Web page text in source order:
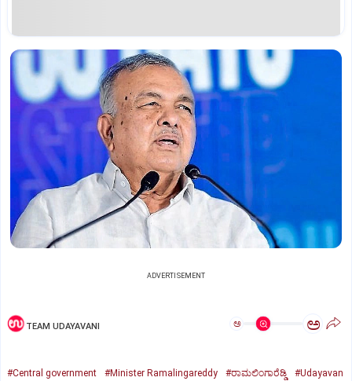
ADVERTISEMENT
TEAM UDAYAVANI ಅ ಅ
#Central government #Minister Ramalingareddy #ರಾಮಲಿಂಗಾರೆಡ್ಡಿ
#Udayavan